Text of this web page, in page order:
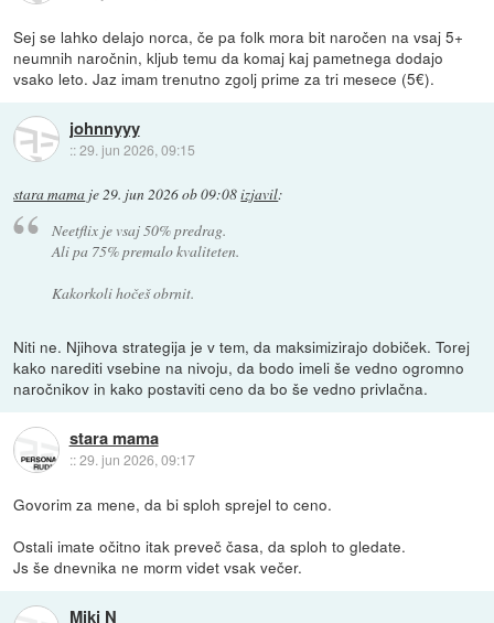
Sej se lahko delajo norca, če pa folk mora bit naročen na vsaj 5+
neumnih naročnin, kljub temu da komaj kaj pametnega dodajo
vsako leto. Jaz imam trenutno zgolj prime za tri mesece (5€).
johnnyyy
::29. jun 2026, 09:15
stara mama je 29. jun 2026 ob 09:08izjavil:
Neetflix je vsaj 50% predrag.
Ali pa 75% premalo kvaliteten.
Kakorkoli hočeš obrnit.
Niti ne. Njihova strategija je v tem, da maksimizirajo dobiček. Torej
kako narediti vsebine na nivoju, da bodo imeli še vedno ogromno
naročnikov in kako postaviti ceno da bo še vedno privlačna.
stara mama
::29. jun 2026, 09:17
Govorim za mene, da bi sploh sprejel to ceno.
Ostali imate očitno itak preveč časa, da sploh to gledate.
Js še dnevnika ne morm videt vsak večer.
Miki N